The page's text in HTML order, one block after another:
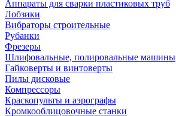
Аппараты для сварки пластиковых труб
Лобзики
Вибраторы строительные
Рубанки
Фрезеры
Шлифовальные, полировальные машины
Гайковерты и винтоверты
Пилы дисковые
Компрессоры
Краскопульты и аэрографы
Кромкооблицовочные станки